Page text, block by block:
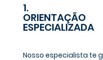
1.
ORIENTAÇÃO
ESPECIALIZADA
Nosso especialista te